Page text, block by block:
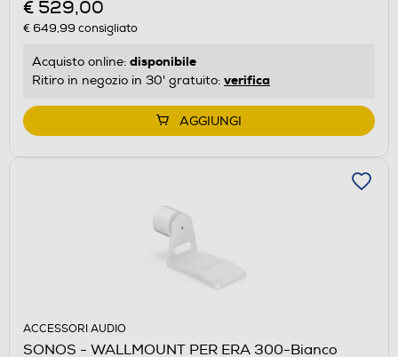
€ 529,00
€ 649,99 consigliato
Acquisto online: disponibile
Ritiro in negozio in 30' gratuito: verifica
AGGIUNGI
ACCESSORI AUDIO
SONOS - WALLMOUNT PER ERA 300-Bianco